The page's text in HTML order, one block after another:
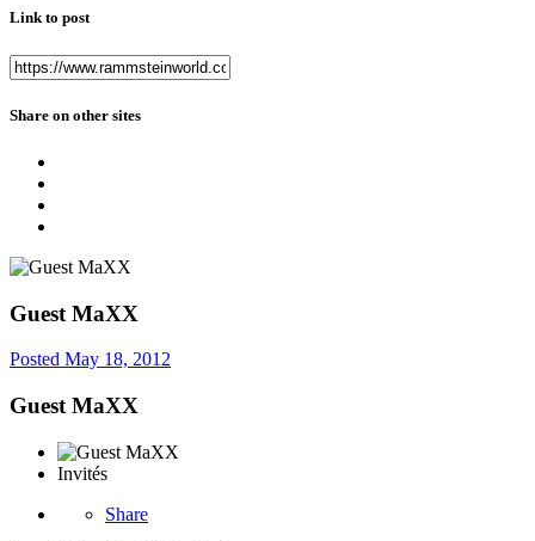
Link to post
Share on other sites
Guest MaXX
Posted May 18, 2012
Guest MaXX
Invités
Share